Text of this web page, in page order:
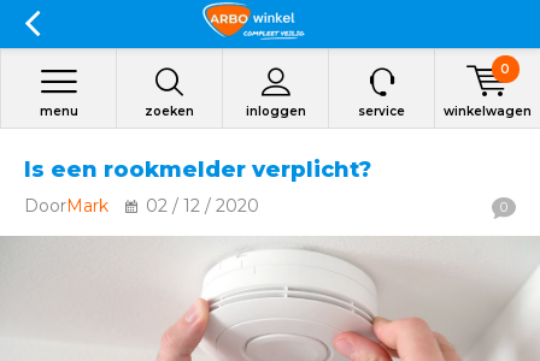
zoeken inloggen
menu service winkelwagen
0
Is een rookmelder verplicht?
DoorMark 02 / 12 / 2020 0